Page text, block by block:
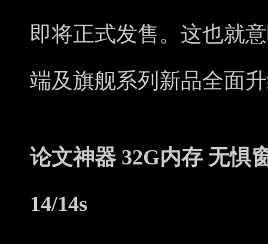
即将正式发售。这也就
端及旗舰系列新品全面
论文神器 32G内存 无惧
14/14s